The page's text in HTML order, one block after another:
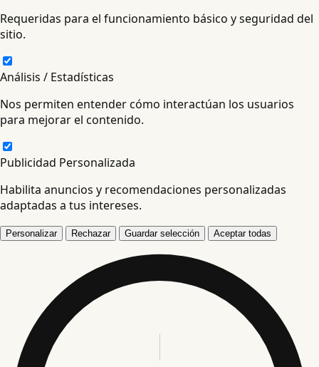
Requeridas para el funcionamiento básico y seguridad del
sitio.
Análisis / Estadísticas
Nos permiten entender cómo interactúan los usuarios
para mejorar el contenido.
Publicidad Personalizada
Habilita anuncios y recomendaciones personalizadas
adaptadas a tus intereses.
Personalizar Rechazar Guardar selección Aceptar todas